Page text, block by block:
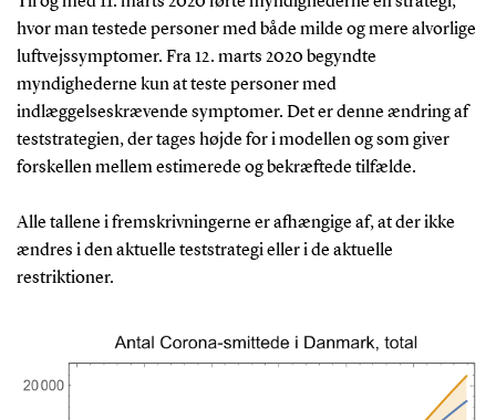
hvor man testede personer med både milde og mere alvorlige
luftvejssymptomer. Fra 12. marts 2020 begyndte
myndighederne kun at teste personer med
indlæggelseskrævende symptomer. Det er denne ændring af
teststrategien, der tages højde for i modellen og som giver
forskellen mellem estimerede og bekræftede tilfælde.
Alle tallene i fremskrivningerne er afhængige af, at der ikke
ændres i den aktuelle teststrategi eller i de aktuelle
restriktioner.